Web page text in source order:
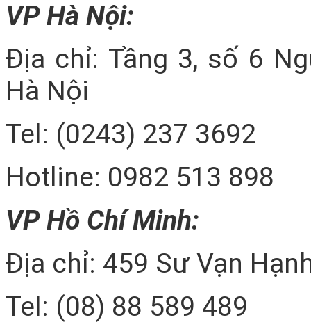
VP Hà Nội:
Địa chỉ: Tầng 3, số 6
Hà Nội
Tel: (0243) 237 3692
Hotline: 0982 513 898
VP Hồ Chí Minh:
Địa chỉ: 459 Sư Vạn
Tel: (08) 88 589 489